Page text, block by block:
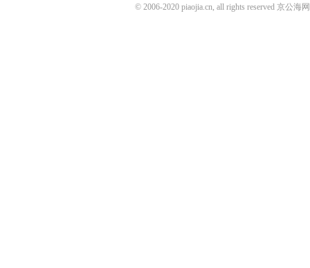
© 2006-2020 piaojia.cn, all rights reserved 京公海